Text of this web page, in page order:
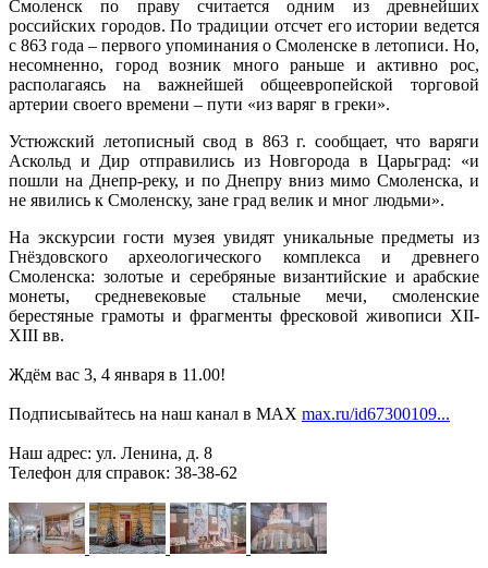
Смоленск по праву считается одним из древнейших
российских городов. По традиции отсчет его истории ведется
с 863 года – первого упоминания о Смоленске в летописи. Но,
несомненно, город возник много раньше и активно рос,
располагаясь на важнейшей общеевропейской торговой
артерии своего времени – пути «из варяг в греки».
Устюжский летописный свод в 863 г. сообщает, что варяги
Аскольд и Дир отправились из Новгорода в Царьград: «и
пошли на Днепр-реку, и по Днепру вниз мимо Смоленска, и
не явились к Смоленску, зане град велик и мног людьми».
На экскурсии гости музея увидят уникальные предметы из
Гнёздовского археологического комплекса и древнего
Смоленска: золотые и серебряные византийские и арабские
монеты, средневековые стальные мечи, смоленские
берестяные грамоты и фрагменты фресковой живописи XII-
XIII вв.
Ждём вас 3, 4 января в 11.00!
Подписывайтесь на наш канал в MAX max.ru/id67300109...
Наш адрес: ул. Ленина, д. 8
Телефон для справок: 38-38-62